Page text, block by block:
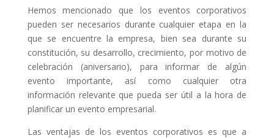
Hemos mencionado que los eventos corporativos
pueden ser necesarios durante cualquier etapa en la
que se encuentre la empresa, bien sea durante su
constitución, su desarrollo, crecimiento, por motivo de
celebración (aniversario), para informar de algún
evento importante, así como cualquier otra
información relevante que pueda ser útil a la hora de
planificar un evento empresarial.
Las ventajas de los eventos corporativos es que a